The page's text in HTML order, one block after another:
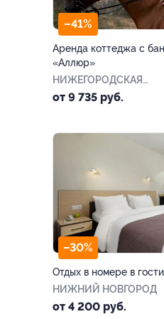
–41%
Аренда коттеджа с
«Аллюр»
НИЖЕГОРОДСКАЯ
ОБЛАСТЬ
от 9 735 руб.
–30%
Отдых в номере в
НИЖНИЙ НОВГОРОД
от 4 200 руб.